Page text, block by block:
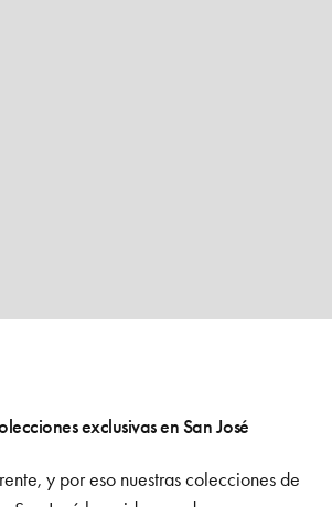
exclusivas en San José
y por eso nuestras colecciones de